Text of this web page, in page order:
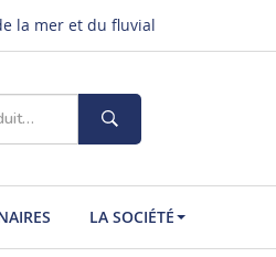
la mer et du fluvial
LA SOCIÉTÉ